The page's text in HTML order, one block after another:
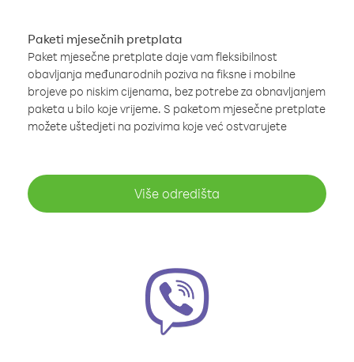
Paketi mjesečnih pretplata
Paket mjesečne pretplate daje vam fleksibilnost
obavljanja međunarodnih poziva na fiksne i mobilne
brojeve po niskim cijenama, bez potrebe za obnavljanjem
paketa u bilo koje vrijeme. S paketom mjesečne pretplate
možete uštedjeti na pozivima koje već ostvarujete
Više odredišta